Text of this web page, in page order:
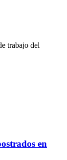
trabajo del
en